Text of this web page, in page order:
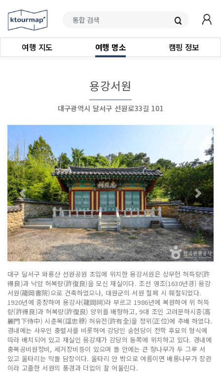
여행 지도 여행 명소 캠핑 정보
용강서원
대구광역시 달서구 선원로33길 101
대구 달서구 와룡산 선원공원 초입에 위치한 용강서원은 상무헌 허득량(許
得良)과 낙암 허복량(許復良)을 모신 재실이다. 조선 영조(1630년경) 용강
서원(龍岡書院)으로 건축하였으나, 대원군의 서원 철폐 시 훼철되었다.
1920년에 중창하여 용강사(龍岡祠)라 부르고 1986년에 복원하여 위 허득
량(許得良)과 허복량(許復良) 양위를 배향하고, 9대 조인 고려문하시중(高
麗門下侍中) 시춘목(諡忠穆) 허유전(許有全)을 정위(正位)에 추배 하였다.
경내에는 사우인 충렬사를 비롯하여 강당인 숭현당이 전학 후묘의 형식에
따라 배치되어 있고 재실인 용강재가 강당의 동쪽에 위치하고 있다. 경내에
충목공비원정비, 세거장비등이 있으며 뜰 안에는 큰 향나무가 두 그루 서
있고 울타리는 막돌 담장이다. 울타리 안 밖으로 여름이면 배롱나무가 장관
이라 고졸한 서원의 풍경과 더없이 잘 어울린다.